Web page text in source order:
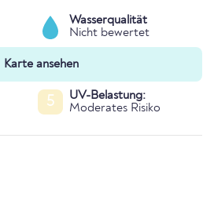
Wasserqualität
Nicht bewertet
Karte ansehen
5
UV-Belastung:
Moderates Risiko